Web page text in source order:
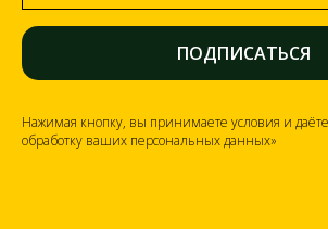
ПОДПИСАТЬСЯ
Нажимая кнопку, вы принимаете условия и даёте
обработку ваших персональных данных»